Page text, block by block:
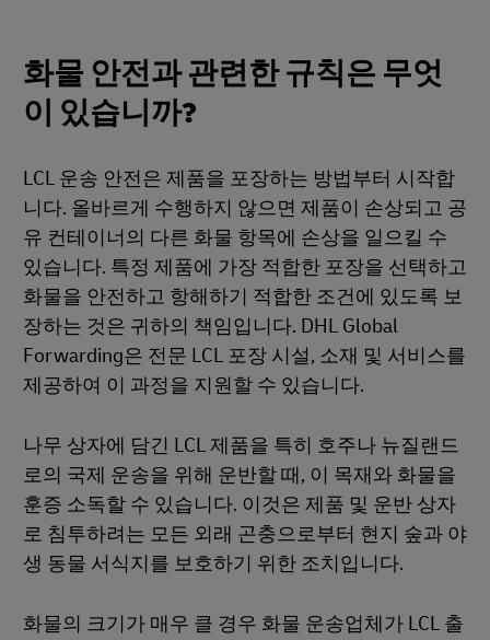
화물 안전과 관련한 규칙은 무엇
이 있습니까?
LCL 운송 안전은 제품을 포장하는 방법부터 시작합
니다. 올바르게 수행하지 않으면 제품이 손상되고 공
유 컨테이너의 다른 화물 항목에 손상을 일으킬 수
있습니다. 특정 제품에 가장 적합한 포장을 선택하고
화물을 안전하고 항해하기 적합한 조건에 있도록 보
장하는 것은 귀하의 책임입니다. DHL Global
Forwarding은 전문 LCL 포장 시설, 소재 및 서비스를
제공하여 이 과정을 지원할 수 있습니다.
나무 상자에 담긴 LCL 제품을 특히 호주나 뉴질랜드
로의 국제 운송을 위해 운반할 때, 이 목재와 화물을
훈증 소독할 수 있습니다. 이것은 제품 및 운반 상자
로 침투하려는 모든 외래 곤충으로부터 현지 숲과 야
생 동물 서식지를 보호하기 위한 조치입니다.
화물의 크기가 매우 클 경우 화물 운송업체가 LCL 출